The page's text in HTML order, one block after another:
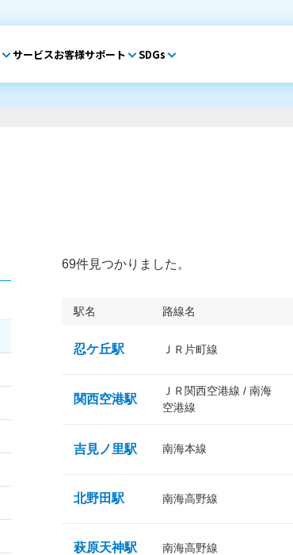
サービスお客様サポート SDGs
69件見つかりました。
駅名 路線名
忍ケ丘駅 ＪＲ片町線
関西空港駅
ＪＲ関西空港線 / 南海
空港線
吉見ノ里駅 南海本線
北野田駅 南海高野線
萩原天神駅 南海高野線